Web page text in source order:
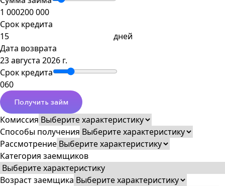
1 000200 000
Срок кредита
дней
Дата возврата
23 августа 2026 г.
Срок кредита
060
Получить займ
Комиссия
Способы получения
Рассмотрение
Категория заемщиков
Возраст заемщика